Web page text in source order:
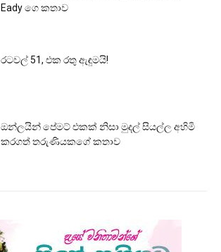
Eady ගෙ කතාව
රටවල් 51, එක රතු ඇඳුමයි!
ඔන්ලයින් පේමට් එකක් නිසා මුදල් සියල්ල අහිමි
කරගත් තරුණියකගේ කතාව